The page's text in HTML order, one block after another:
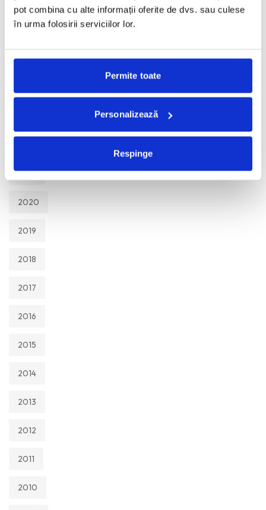
pot combina cu alte informații oferite de dvs. sau culese
în urma folosirii serviciilor lor.
Permite toate
Personalizează
Respinge
2026
2025
2021
2020
2019
2018
2017
2016
2015
2014
2013
2012
2011
2010